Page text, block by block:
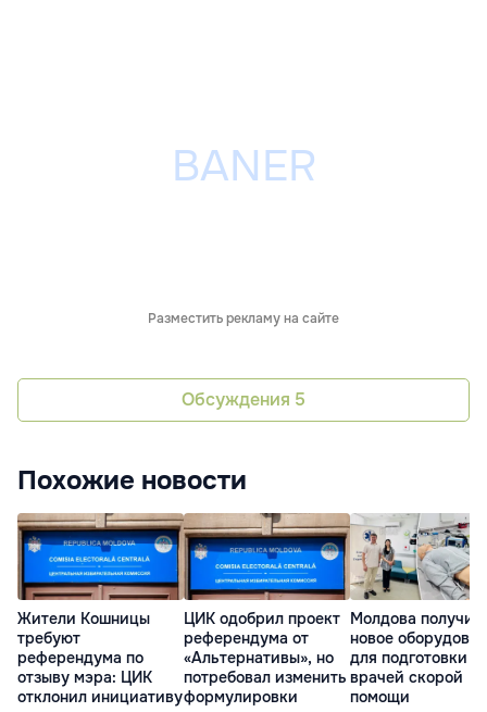
Разместить рекламу на сайте
Обсуждения 5
Похожие новости
Жители Кошницы
требуют
референдума по
отзыву мэра: ЦИК
отклонил инициативу
ЦИК одобрил проект
референдума от
«Альтернативы», но
потребовал изменить
формулировки
Молдова
новое
для подготовки
врачей скорой
помощи